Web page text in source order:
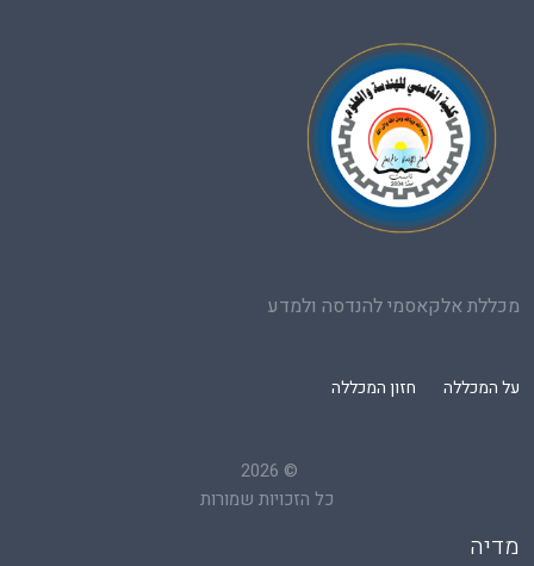
מכללת אלקאסמי להנדסה ולמדע
על המכללה חזון המכללה
©
2026
כל הזכויות שמורות
מדיה